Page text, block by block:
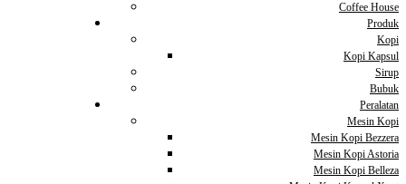
Coffee House
Produk
Kopi
Kopi Kapsul
Sirup
Bubuk
Peralatan
Mesin Kopi
Mesin Kopi Bezzera
Mesin Kopi Astoria
Mesin Kopi Belleza